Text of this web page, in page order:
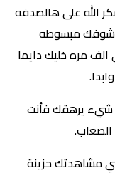
الله على هالصدفه
مبسوطه
مره خليك دايما
شيء يرهقك فأنت
مشاهدتك حزينة